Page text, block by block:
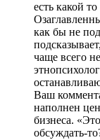
есть какой
как бы не
чаще всего
Ваш
наполнен
бизнеса.
обсуждать-